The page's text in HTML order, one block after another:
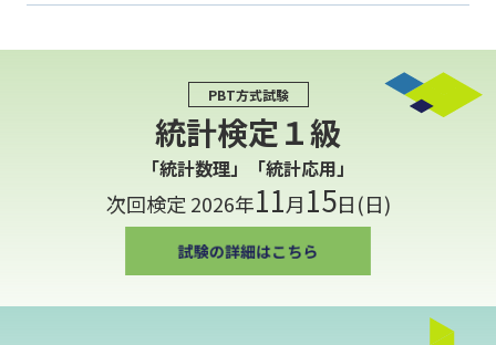
PBT方式試験
統計検定１級
「統計数理」「統計応用」
次回検定 2026年11月15日(日)